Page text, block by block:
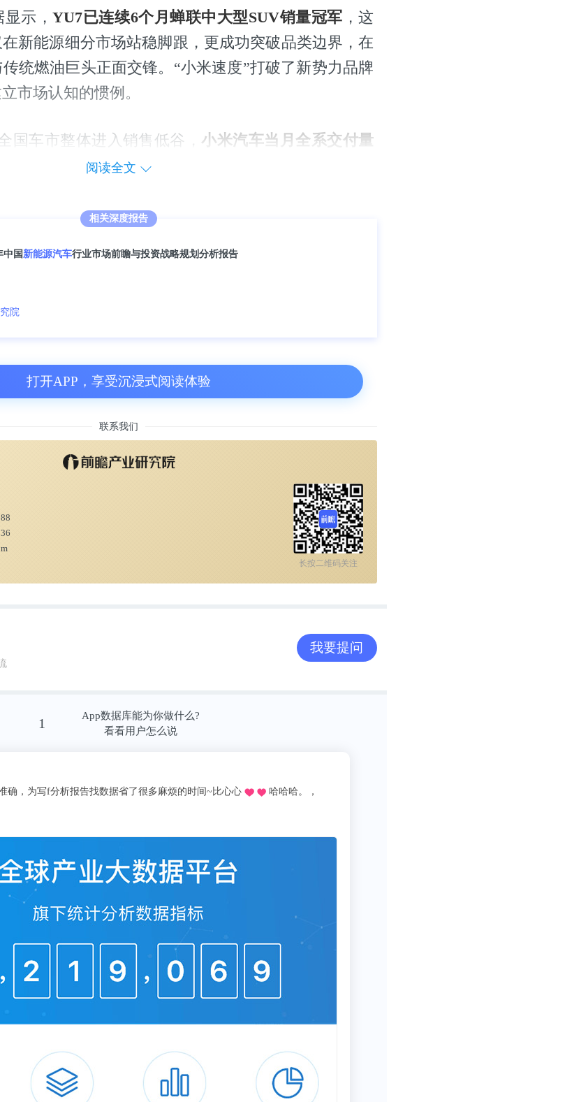
显示，YU7已连续6个月蝉联中大型SUV销量冠军 ，这
新能源细分市场站稳脚跟，更成功突破品类边界，在
统燃油巨头正面交锋。“小米速度”打破了新势力品牌
市场认知的惯例。
国车市整体进入销售低谷， 小米汽车当月全系交付量
乎扛起了全部销量大旗，这个成绩可以说很亮眼。
年2月新能源汽车产销分别完成69.4万辆和76.5万辆，
新能源汽车的发展离不开全链条的协同支撑。其
机、芯片、电控等核心原材料及零部件供应，是整车
能源汽车整车制造环节，按照用途可划分为乘用车、
当前市场竞争最为激烈的领域。下游则包括新能源汽车
务等应用场景，直接关系到消费者的用车体验。
而近
汽奔腾率先宣布车型涨价，打破了自2024年以来以价
AI产业的"产能虹吸效应"。
显上涨，其中车规级DRAM中的DDR5内存价格暴涨
DRAM整体涨价也达到180%，DDR4内存累计涨幅超
电动汽车的DRAM成本，已从2025年的约700元，飙升
芯片，单车芯片总成本上涨可达1000-3000元。
被三星、SK海力士和美光科技三大巨头垄断。
就占据了94.14%的市场份额，到2025年三季度，更是提
阅读全文
相关深度报告
中国新能源汽车行业市场前瞻与投资战略规划分析报告
院
打开APP，享受沉浸式阅读体验
联系我们
长按二维码关注
我要提问
1
App数据库能为你做什么?
看看用户怎么说
用去图书馆在宿舍就可以看文献写论文啦，再也不用早起去扒位23333